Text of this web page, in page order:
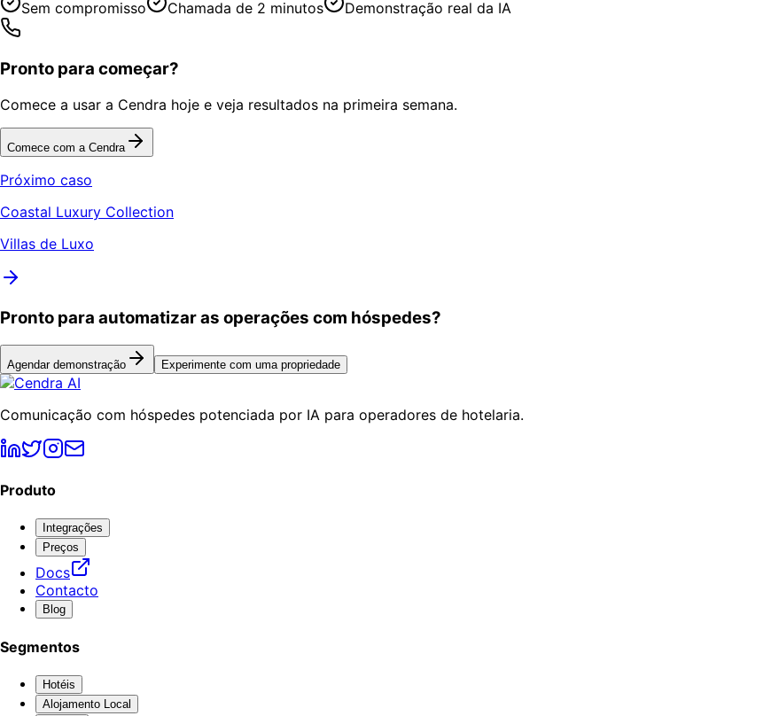
Sem compromisso Chamada de 2 minutos Demonstração real da IA
Pronto para começar?
Comece a usar a Cendra hoje e veja resultados na primeira semana.
Comece com a Cendra
Próximo caso
Coastal Luxury Collection
Villas de Luxo
Pronto para automatizar as operações com hóspedes?
Agendar demonstração Experimente com uma propriedade
Comunicação com hóspedes potenciada por IA para operadores de hotelaria.
Produto
Integrações
Preços
Docs
Contacto
Blog
Segmentos
Hotéis
Alojamento Local